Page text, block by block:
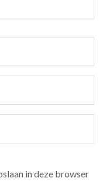
in deze browser